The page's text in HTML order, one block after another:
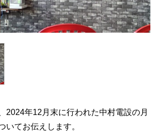
2024年12月末に行われた中村電設の月
いてお伝えします。